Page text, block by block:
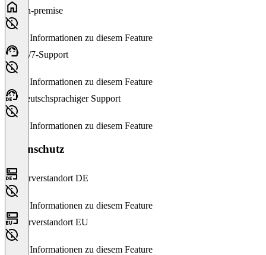
On-premise
Keine Informationen zu diesem Feature
24/7-Support
Keine Informationen zu diesem Feature
Deutschsprachiger Support
Keine Informationen zu diesem Feature
Datenschutz
Serverstandort DE
Keine Informationen zu diesem Feature
Serverstandort EU
Keine Informationen zu diesem Feature